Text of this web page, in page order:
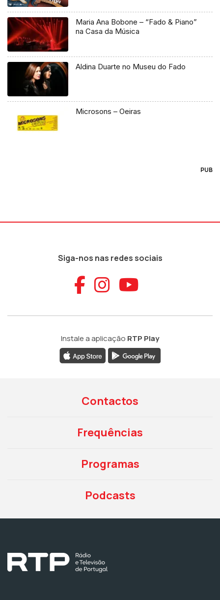
Maria Ana Bobone – “Fado & Piano”
na Casa da Música
Aldina Duarte no Museu do Fado
Microsons – Oeiras
PUB
Siga-nos nas redes sociais
Aceder ao
Aceder ao
Aceder
Instale a aplicação RTP Play
Contactos
Frequências
Programas
Podcasts